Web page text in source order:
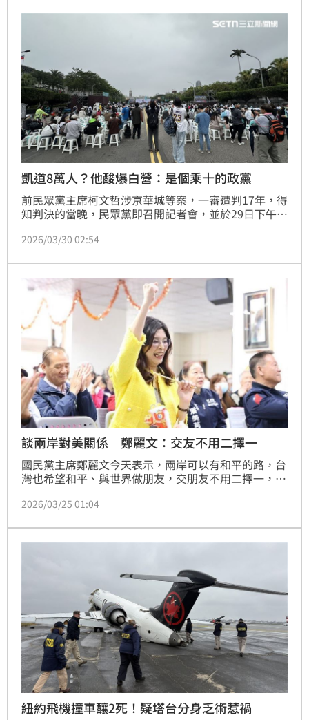
凱道8萬人？他酸爆白營：是個乘十的政黨
前民眾黨主席柯文哲涉京華城等案，一審遭判17年，得
知判決的當晚，民眾黨即召開記者會，並於29日下午兩
出現場有8萬名支持者到場。對此，網紅四叉貓劉宇席
畢竟是個誠……乘十的政黨」。
2026/03/30 02:54
談兩岸對美關係 鄭麗文：交友不用二擇一
國民黨主席鄭麗文今天表示，兩岸可以有和平的路，台
灣也希望和平、與世界做朋友，交朋友不用二擇一，
兩者沒有矛盾，希望的是要雙贏共好。
2026/03/25 01:04
紐約飛機撞車釀2死！疑塔台分身乏術惹禍